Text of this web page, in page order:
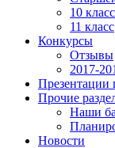
10 класс
11 класс
Конкурсы
Отзывы
2017-
Презентации
Прочие
Наши
Новости